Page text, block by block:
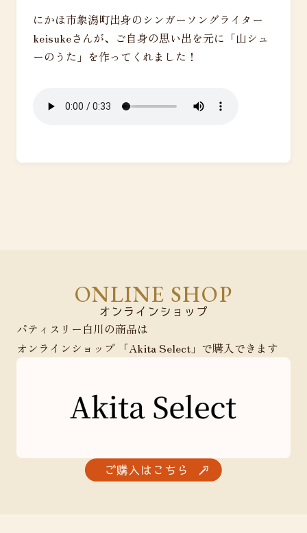
にかほ市象潟町出身のシンガーソングライター
keisukeさんが、ご自身の思い出を元に「山シュ
ーのうた」を作ってくれました！
ONLINE SHOP
パティスリー白川の商品は
オンラインショップ 「Akita Select」で購入できます